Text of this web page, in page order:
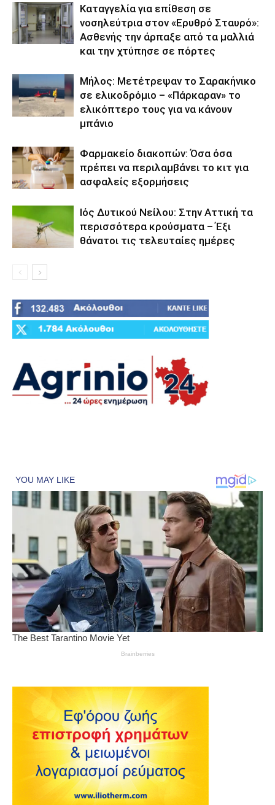
Καταγγελία για επίθεση σε
νοσηλεύτρια στον «Ερυθρό Σταυρό»:
Ασθενής την άρπαξε από τα μαλλιά
και την χτύπησε σε πόρτες
Μήλος: Μετέτρεψαν το Σαρακήνικο
σε ελικοδρόμιο – «Πάρκαραν» το
ελικόπτερο τους για να κάνουν
μπάνιο
Φαρμακείο διακοπών: Όσα όσα
πρέπει να περιλαμβάνει το κιτ για
ασφαλείς εξορμήσεις
Ιός Δυτικού Νείλου: Στην Αττική τα
περισσότερα κρούσματα – Έξι
θάνατοι τις τελευταίες ημέρες